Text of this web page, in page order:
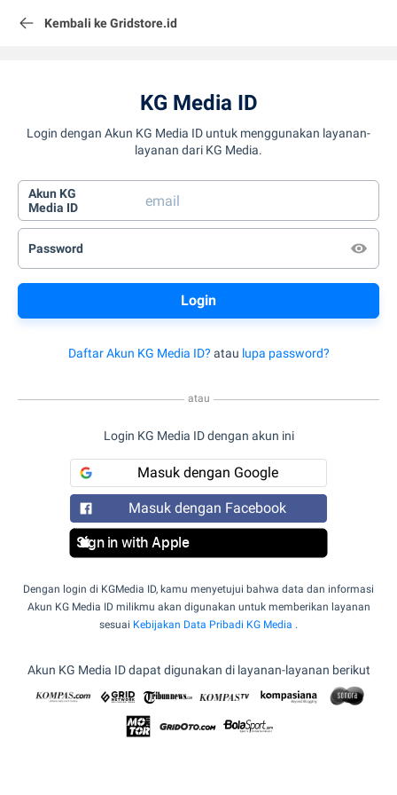
Kembali ke Gridstore.id
KG Media ID
Login dengan Akun KG Media ID untuk menggunakan layanan-
layanan dari KG Media.
Akun KG
Media ID
Password
Daftar Akun KG Media ID? atau lupa password?
atau
Login KG Media ID dengan akun ini
Masuk dengan Google
Masuk dengan Facebook
Sign in with Apple
Dengan login di KGMedia ID, kamu menyetujui bahwa data dan informasi
Akun KG Media ID milikmu akan digunakan untuk memberikan layanan
sesuai Kebijakan Data Pribadi KG Media .
Akun KG Media ID dapat digunakan di layanan-layanan berikut